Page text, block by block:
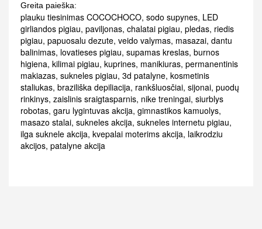
Greita paieška:
plauku tiesinimas COCOCHOCO, sodo supynes, LED
girliandos pigiau, paviljonas, chalatai pigiau, pledas, riedis
pigiau, papuosalu dezute, veido valymas, masazai, dantu
balinimas, lovatieses pigiau, supamas kreslas, burnos
higiena, kilimai pigiau, kuprines, manikiuras, permanentinis
makiazas, sukneles pigiau, 3d patalyne, kosmetinis
staliukas, braziliška depiliacija, rankšluosčiai, sijonai, puodų
rinkinys, zaislinis sraigtasparnis, nike treningai, siurblys
robotas, garu lygintuvas akcija, gimnastikos kamuolys,
masazo stalai, sukneles akcija, sukneles internetu pigiau,
ilga suknele akcija, kvepalai moterims akcija, laikrodziu
akcijos, patalyne akcija